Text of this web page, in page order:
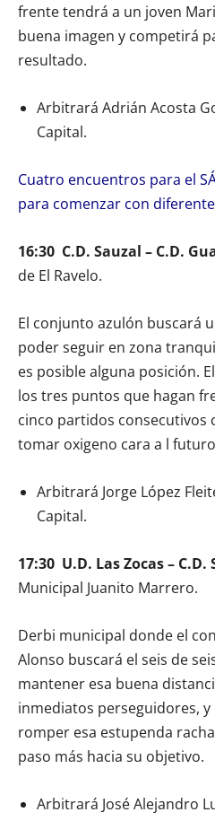
frente tendrá a un joven
buena imagen y competirá
resultado.
Arbitrará Adrián Acosta
Capital.
Cuatro encuentros para el
para comenzar con
16:30 C.D. Sauzal – C.D.
de El Ravelo.
El conjunto azulón buscará
poder seguir en zona
es posible alguna posición.
los tres puntos que hagan
cinco partidos consecutivos
tomar oxigeno cara a l
Arbitrará Jorge López
Capital.
17:30 U.D. Las Zocas – C.D.
Municipal Juanito Marrero.
Derbi municipal donde el
Alonso buscará el seis de
mantener esa buena
inmediatos perseguidores,
romper esa estupenda
paso más hacia su objetivo.
Arbitrará José Alejandro